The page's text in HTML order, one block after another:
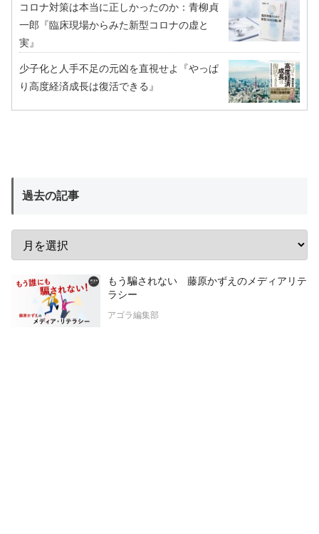
コロナ対策は本当に正しかったのか：青柳貞
一郎『臨床現場からみた新型コロナの虚と
実』
少子化と人手不足の元凶を直視せよ『やっぱ
り高度経済成長は復活できる』
過去の記事
もう騙されない 藤原かずえのメディアリテ
ラシー
アゴラ編集部